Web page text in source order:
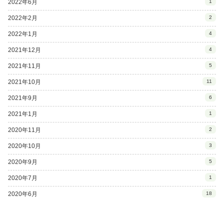
2022年6月 1
2022年2月 2
2022年1月 4
2021年12月 4
2021年11月 5
2021年10月 11
2021年9月 6
2021年1月 1
2020年11月 2
2020年10月 3
2020年9月 5
2020年7月 1
2020年6月 18